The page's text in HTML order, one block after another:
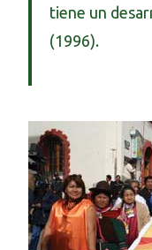
tiene un
(1996).